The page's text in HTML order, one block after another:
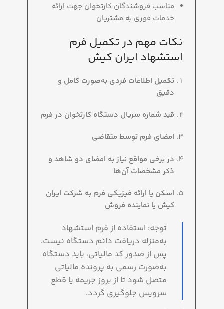
مناسب فروشندگان کارتخوان جهت ارائه
خدمات فوری به مشتریان
نکات مهم در تکمیل فرم
استشهاد ایران کیش
تکمیل اطلاعات فردی به‌صورت کامل و
دقیق
قید شماره سریال دستگاه کارتخوان در فرم
امضای فرم توسط متقاضی
در برخی مواقع نیاز به امضای دو شاهد و
ذکر مشخصات آن‌ها
اسکن یا ارائه فیزیکی فرم به شرکت ایران
کیش یا نماینده فروش
توجه: استفاده از فرم استشهاد
به‌منزله دریافت دائم دستگاه نیست.
پس از صدور کد مالیاتی، باید دستگاه
به‌صورت رسمی به پرونده مالیاتی
متصل شود تا از بروز جریمه یا قطع
سرویس جلوگیری گردد.